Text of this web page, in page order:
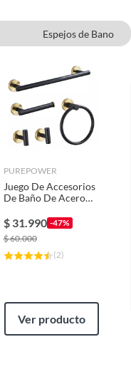
Espejos de Bano
PUREPOWER
Juego De Accesorios
De Baño De Acero
5
$ 31.990 -47%
$60.000
(2)
Ver producto